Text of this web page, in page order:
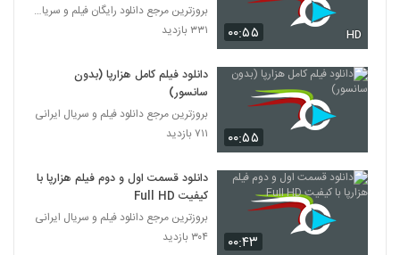
۰۰:۵۵ HD
بروزترین مرجع دانلود رایگان فیلم و سریال ایرانی
۳۳۱ بازدید
۰۰:۵۵
دانلود فیلم کامل هزارپا (بدون
سانسور)
بروزترین مرجع دانلود فیلم و سریال ایرانی
۷۱۱ بازدید
۰۰:۴۳
دانلود قسمت اول و دوم فیلم هزارپا با
کیفیت Full HD
بروزترین مرجع دانلود فیلم و سریال ایرانی
۳۰۴ بازدید